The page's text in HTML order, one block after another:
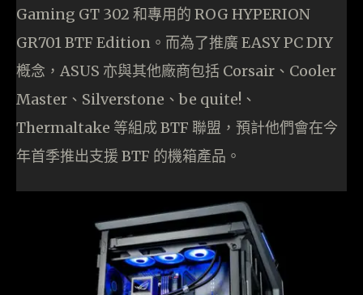
Gaming GT 302 和專用的 ROG HYPERION
GR701 BTF Edition。而為了推廣 EASY PC DIY
槪念，ASUS 亦與其他廠商包括 Corsair、Cooler
Master、Silverstone、be quite!、
Thermaltake 等組成 BTF 聯盟，預計他們會在今
年首季推出支援 BTF 的機箱產品。